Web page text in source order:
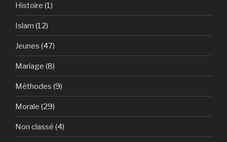
Histoire (1)
Islam (12)
Jeunes (47)
Mariage (8)
Méthodes (9)
Morale (29)
Non classé (4)